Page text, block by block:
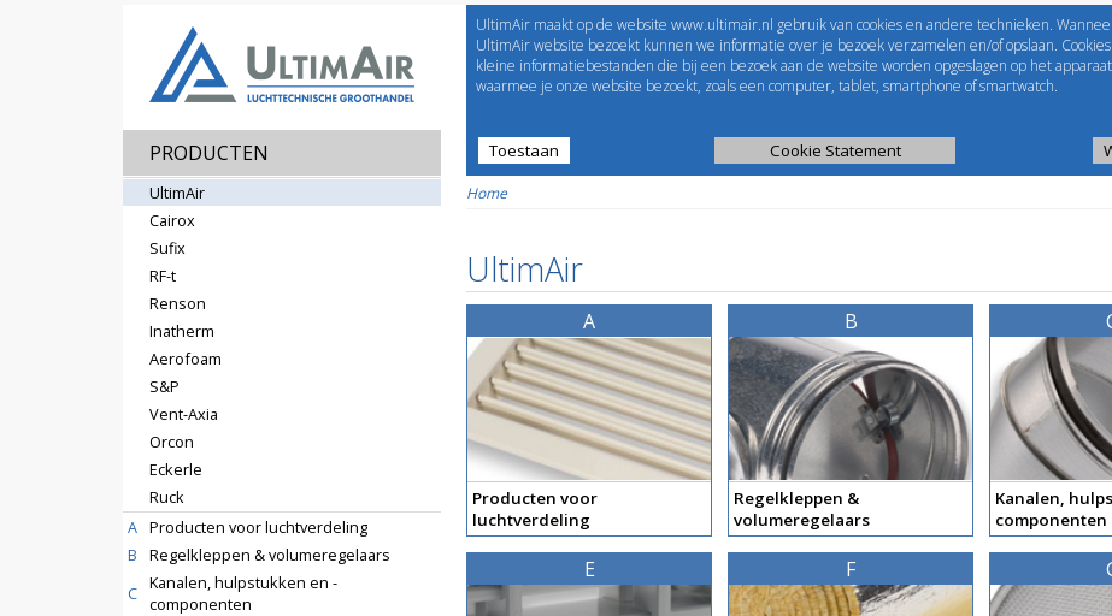
PRODUCTEN
UltimAir
Cairox
Sufix
RF-t
Renson
Inatherm
Aerofoam
S&P
Vent-Axia
Orcon
Eckerle
Ruck
A Producten voor luchtverdeling
B
Regelkleppen & volumeregelaars
C Kanalen, hulpstukken en -
componenten
EShop-nummer
Wachtwoord
Welcome toUltimAir
Prijslijst Selectie tools
UltimAir maakt op de website www.ultimair.nl gebruik van cookies en andere technieken.
UltimAir website bezoekt kunnen we informatie over je bezoek verzamelen en/of opslaan.
kleine informatiebestanden die bij een bezoek aan de website worden opgeslagen op het apparaat
waarmee je onze website bezoekt, zoals een computer, tablet, smartphone of smartwatch.
Toestaan Cookie Statement
Home
UltimAir
A
Producten voor
luchtverdeling
B
Regelkleppen &
volumeregelaars
Kanalen,
componenten
E F